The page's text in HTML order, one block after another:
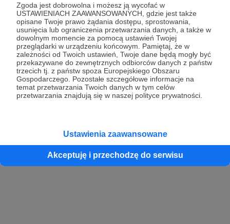
Zgoda jest dobrowolna i możesz ją wycofać w
USTAWIENIACH ZAAWANSOWANYCH, gdzie jest także
opisane Twoje prawo żądania dostępu, sprostowania,
usunięcia lub ograniczenia przetwarzania danych, a także w
dowolnym momencie za pomocą ustawień Twojej
przeglądarki w urządzeniu końcowym. Pamiętaj, że w
zależności od Twoich ustawień, Twoje dane będą mogły być
przekazywane do zewnętrznych odbiorców danych z państw
trzecich tj. z państw spoza Europejskiego Obszaru
Gospodarczego. Pozostałe szczegółowe informacje na
temat przetwarzania Twoich danych w tym celów
przetwarzania znajdują się w naszej polityce prywatności.
Ustawienia zaawansowane
Akceptuję i przechodzę do serwisu
Kontynuuj z Google
Kontynuuj z Facebook
Kontynuuj z Apple
konta przez osobę niepełnoletnią” dostępny w regulaminie Patronite.pl